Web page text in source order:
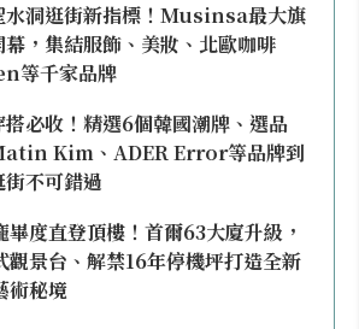
水洞逛街新指標！Musinsa最大旗
幕，集結服飾、美妝、北歐咖啡
等千家品牌
搭必收！精選6個韓國潮牌、選品
Kim、ADER Error等品牌到
街不可錯過
畢度直登頂樓！首爾63大廈升級，
觀景台、解禁16年停機坪打造全新
術秘境